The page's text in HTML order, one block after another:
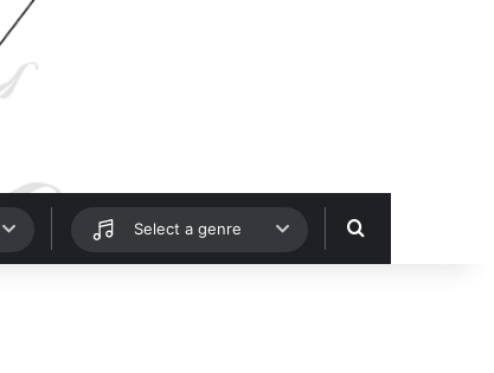
Select a genre Hledat